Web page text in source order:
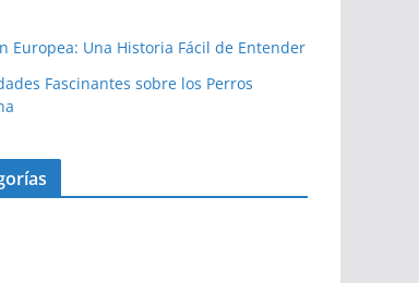
Europea: Una Historia Fácil de Entender
Fascinantes sobre los Perros